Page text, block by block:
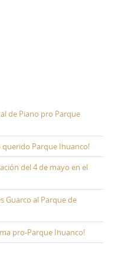
de Piano pro Parque
Parque Ihuanco!
del 4 de mayo en el
Guarco al Parque de
pro-Parque Ihuanco!